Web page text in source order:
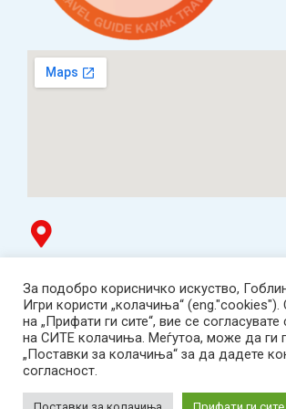
ТЦ Буњаковец - 1. кат, Скопје.
Tел: 078 669 482
Работно време: пон-пет 12:00-19:00 /саб 12:00-17:00
2001-2026 Goblin Games, All Rights
Гоблин ДОО, Скопје. Даночен
За подобро корисничко искуство,
Игри користи „колачиња“
на „Прифати ги сите“, вие се
на СИТЕ колачиња. Меѓутоа, може да ги
„Поставки за колачиња“ за да дадете
согласност.